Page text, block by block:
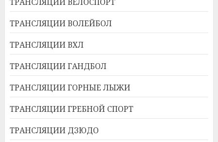
ТРАНСЛЯЦИИ ВОЛЕЙБОЛ
ТРАНСЛЯЦИИ ВХЛ
ТРАНСЛЯЦИИ ГАНДБОЛ
ТРАНСЛЯЦИИ ГОРНЫЕ ЛЫЖИ
ТРАНСЛЯЦИИ ГРЕБНОЙ СПОРТ
ТРАНСЛЯЦИИ ДЗЮДО